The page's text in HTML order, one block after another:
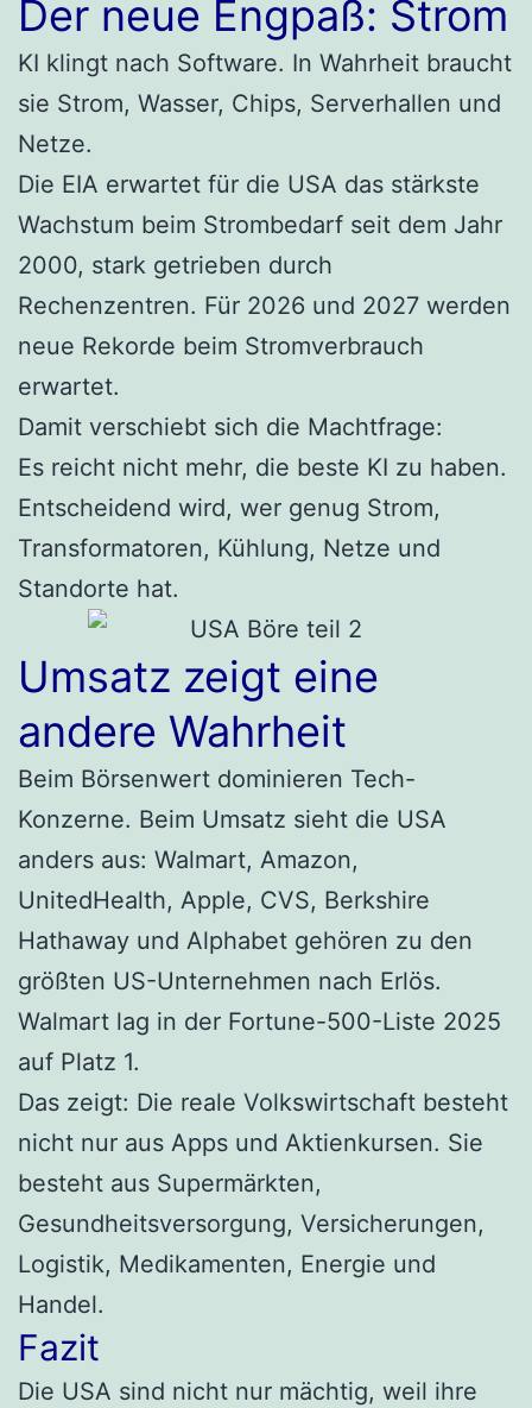
Der neue Engpaß: Strom
KI klingt nach Software. In Wahrheit braucht
sie Strom, Wasser, Chips, Serverhallen und
Netze.
Die EIA erwartet für die USA das stärkste
Wachstum beim Strombedarf seit dem Jahr
2000, stark getrieben durch
Rechenzentren. Für 2026 und 2027 werden
neue Rekorde beim Stromverbrauch
erwartet.
Damit verschiebt sich die Machtfrage:
Es reicht nicht mehr, die beste KI zu haben.
Entscheidend wird, wer genug Strom,
Transformatoren, Kühlung, Netze und
Standorte hat.
Umsatz zeigt eine
andere Wahrheit
Beim Börsenwert dominieren Tech-
Konzerne. Beim Umsatz sieht die USA
anders aus: Walmart, Amazon,
UnitedHealth, Apple, CVS, Berkshire
Hathaway und Alphabet gehören zu den
größten US-Unternehmen nach Erlös.
Walmart lag in der Fortune-500-Liste 2025
auf Platz 1.
Das zeigt: Die reale Volkswirtschaft besteht
nicht nur aus Apps und Aktienkursen. Sie
besteht aus Supermärkten,
Gesundheitsversorgung, Versicherungen,
Logistik, Medikamenten, Energie und
Handel.
Fazit
Die USA sind nicht nur mächtig, weil ihre